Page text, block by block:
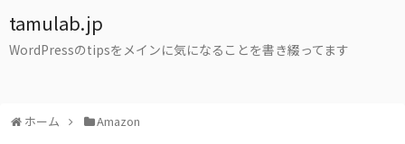
tamulab.jp
WordPressのtipsをメインに気になることを書き綴ってます
ホーム Amazon